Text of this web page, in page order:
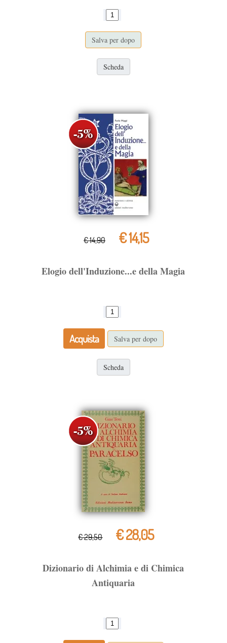
Salva per dopo
Scheda
€ 14,90 € 14,15
Elogio dell'Induzione...e della Magia
Acquista Salva per dopo
Scheda
€ 29,50 € 28,05
Dizionario di Alchimia e di Chimica
Antiquaria